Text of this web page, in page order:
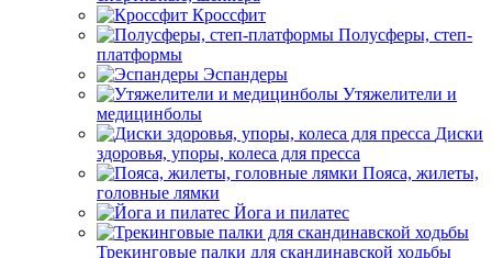
Кроссфит
Полусферы, степ-
платформы
Эспандеры
Утяжелители и
медицинболы
Диски
здоровья, упоры, колеса для пресса
Пояса, жилеты,
головные лямки
Йога и пилатес
Трекинговые палки для скандинавской ходьбы